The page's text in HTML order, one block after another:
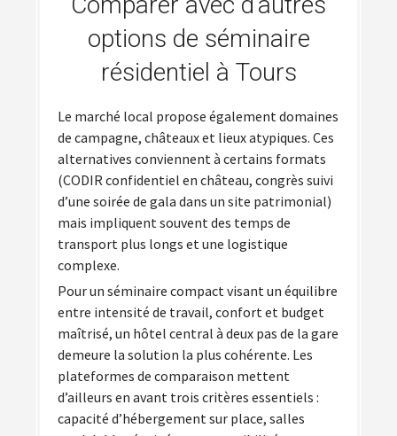
options de séminaire
résidentiel à Tours
Le marché local propose également domaines
de campagne, châteaux et lieux atypiques. Ces
alternatives conviennent à certains formats
(CODIR confidentiel en château, congrès suivi
d’une soirée de gala dans un site patrimonial)
mais impliquent souvent des temps de
transport plus longs et une logistique
complexe.
Pour un séminaire compact visant un équilibre
entre intensité de travail, confort et budget
maîtrisé, un hôtel central à deux pas de la gare
demeure la solution la plus cohérente. Les
plateformes de comparaison mettent
d’ailleurs en avant trois critères essentiels :
capacité d’hébergement sur place, salles